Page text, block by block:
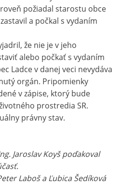
požiadal starostu obce
a počkal s vydaním
že nie je v jeho
alebo počkať s vydaním
Ladce v danej veci nevydáva
orgán. Pripomienky
v zápise, ktorý bude
prostredia SR.
právny stav.
Jaroslav Koyš poďakoval
Laboš a Ľubica Šedíková